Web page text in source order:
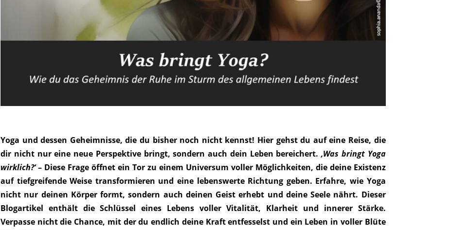
Yoga und dessen Geheimnisse, die du bisher noch nicht kennst! Hier gehst du auf eine Reise, die
dir nicht nur eine neue Perspektive bringt, sondern auch dein Leben bereichert.‚Was bringt Yoga
wirklich?‘– Diese Frage öffnet ein Tor zu einem Universum voller Möglichkeiten, die deine Existenz
auf tiefgreifende Weise transformieren und eine lebenswerte Richtung geben. Erfahre, wie Yoga
nicht nur deinen Körper formt, sondern auch deinen Geist erhebt und deine Seele nährt. Dieser
Blogartikel enthält die Schlüssel eines Lebens voller Vitalität, Klarheit und innerer Stärke.
Verpasse nicht die Chance, mit der du endlich deine Kraft entfesselst und ein Leben in voller Blüte